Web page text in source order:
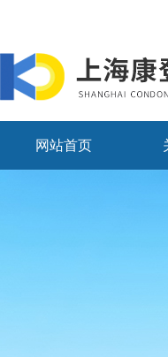
网站首页